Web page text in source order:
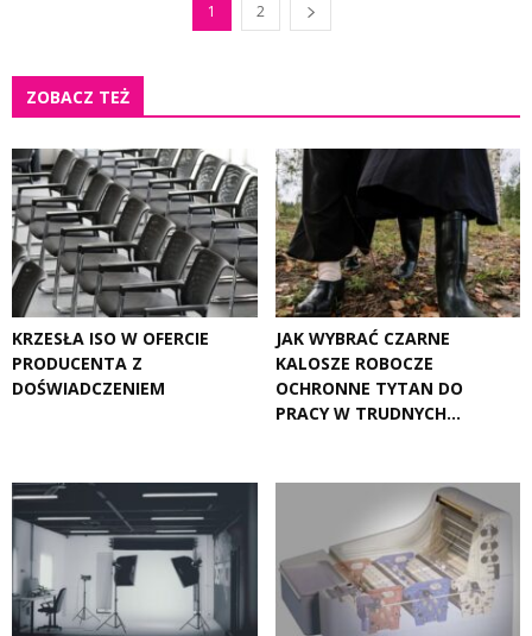
1 2
ZOBACZ TEŻ
KRZESŁA ISO W OFERCIE
PRODUCENTA Z
DOŚWIADCZENIEM
JAK WYBRAĆ CZARNE
KALOSZE ROBOCZE
OCHRONNE TYTAN DO
PRACY W TRUDNYCH...